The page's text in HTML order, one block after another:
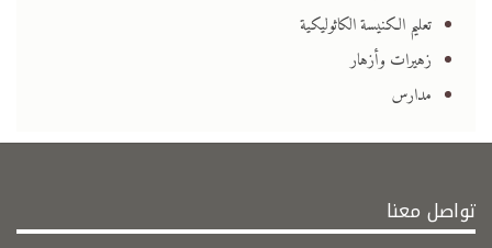
تعليم الكنيسة الكاثوليكية
زهيرات وأزهار
مدارس
تواصل معنا